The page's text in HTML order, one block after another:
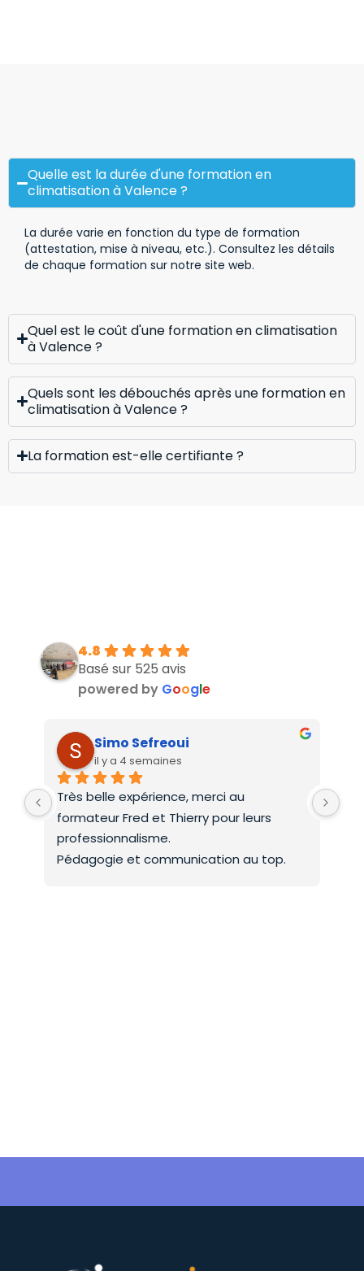
Quelle est la durée d'une formation en
climatisation à Valence ?
La durée varie en fonction du type de formation
(attestation, mise à niveau, etc.). Consultez les détails
de chaque formation sur notre site web.
Quel est le coût d'une formation en climatisation
à Valence ?
Quels sont les débouchés après une formation en
climatisation à Valence ?
La formation est-elle certifiante ?
4.8
Basé sur 525 avis
powered by Google
Simo Sefreoui
il y a 4 semaines
Très belle expérience, merci au
formateur Fred et Thierry pour leurs
professionnalisme.
Pédagogie et communication au top.